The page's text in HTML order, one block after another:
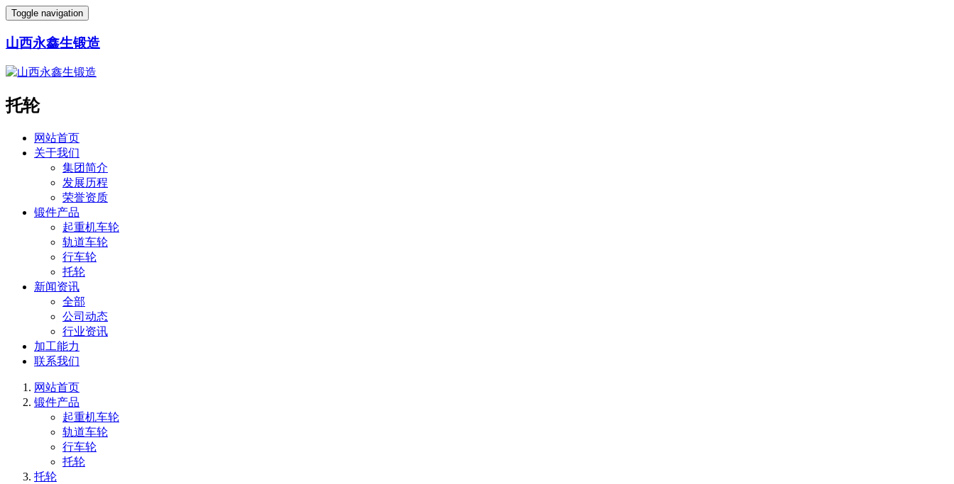
Toggle navigation
山西永鑫生锻造
托轮
网站首页
关于我们
集团简介
发展历程
荣誉资质
锻件产品
起重机车轮
轨道车轮
行车轮
托轮
新闻资讯
全部
公司动态
行业资讯
加工能力
联系我们
网站首页
锻件产品
起重机车轮
轨道车轮
行车轮
托轮
托轮